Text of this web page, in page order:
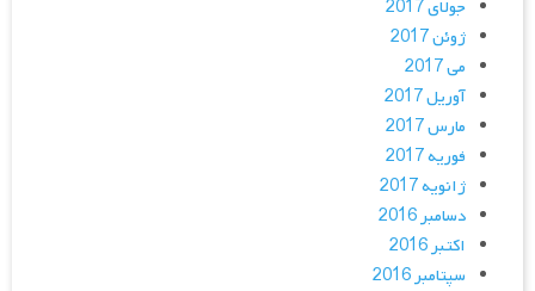
جولای 2017
ژوئن 2017
می 2017
آوریل 2017
مارس 2017
فوریه 2017
ژانویه 2017
دسامبر 2016
اکتبر 2016
سپتامبر 2016